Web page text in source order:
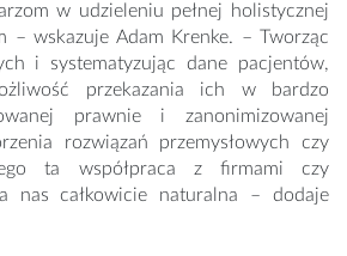
w udzieleniu pełnej holistycznej
– wskazuje Adam Krenke. – Tworząc
i systematyzując dane pacjentów,
przekazania ich w bardzo
prawnie i zanonimizowanej
rozwiązań przemysłowych czy
ta współpraca z firmami czy
nas całkowicie naturalna – dodaje